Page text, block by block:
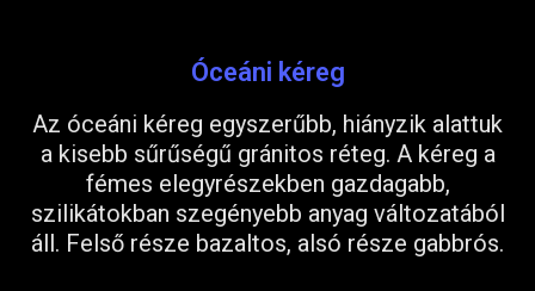
Óceáni kéreg
Az óceáni kéreg egyszerűbb, hiányzik alattuk
a kisebb sűrűségű gránitos réteg. A kéreg a
fémes elegyrészekben gazdagabb,
szilikátokban szegényebb anyag változatából
áll. Felső része bazaltos, alsó része gabbrós.